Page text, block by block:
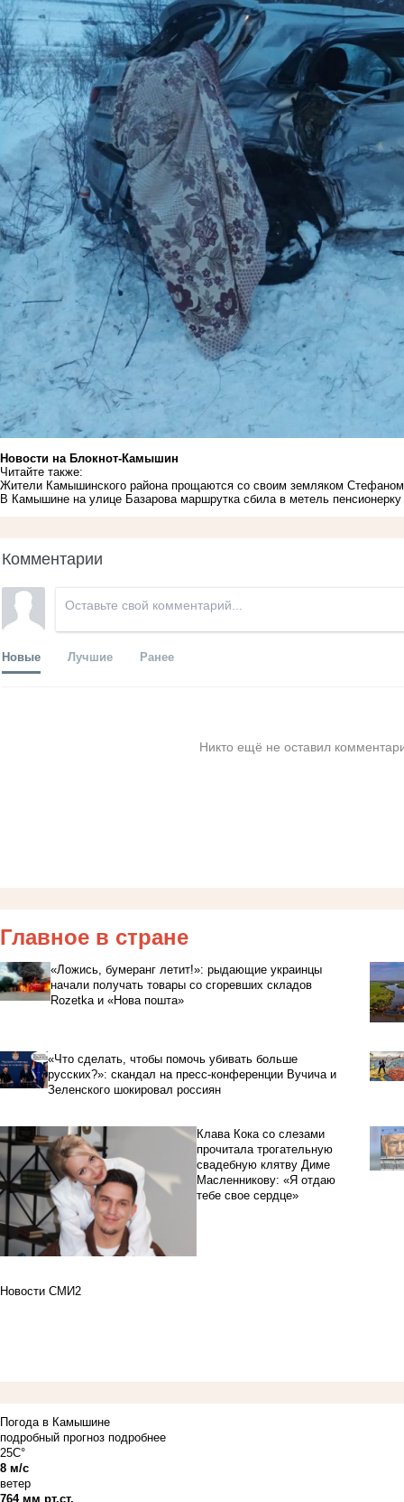
Новости на Блoкнoт-Камышин
Читайте также:
Жители Камышинского района прощаются со своим земляком
В Камышине на улице Базарова маршрутка сбила в метель пенсионерку
Комментарии
Новые Лучшие Ранее
Никто ещё не оставил
Главное в стране
«Ложись, бумеранг летит!»: рыдающие украинцы
начали получать товары со сгоревших складов
Rozetka и «Нова пошта»
«Что сделать, чтобы помочь убивать больше
русских?»: скандал на пресс-конференции Вучича и
Зеленского шокировал россиян
Клава Кока со слезами
прочитала трогательную
свадебную клятву Диме
Масленникову: «Я отдаю
тебе свое сердце»
Новости СМИ2
Погода в Камышине
подробный прогноз подробнее
25C°
8 м/с
ветер
764 мм рт.ст.